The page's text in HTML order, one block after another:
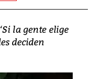
la gente elige
deciden